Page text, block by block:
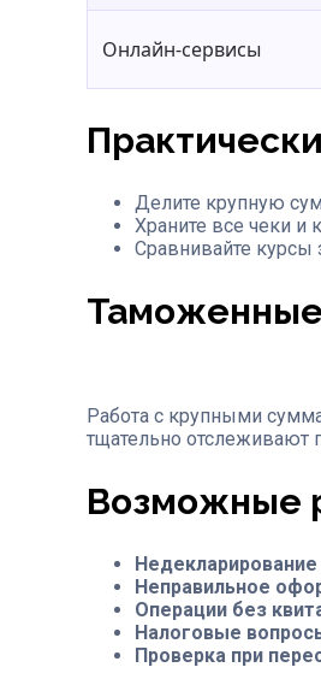
Онлайн-сервисы
Делите крупную
Храните все чеки и
Сравнивайте курсы
Таможенные
Работа с крупными
тщательно отслеживают
Возможные
Неправильное
Операции без
Налоговые
Проверка при